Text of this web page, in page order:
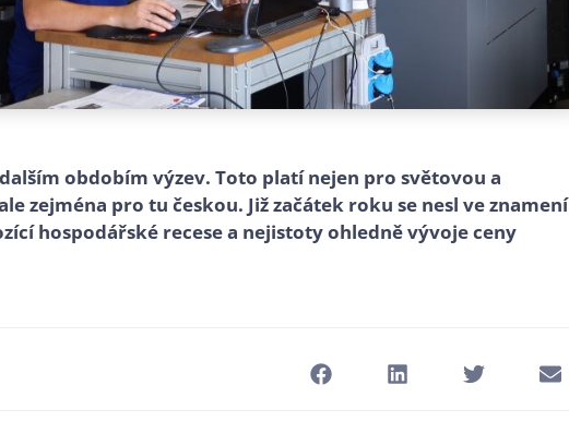
obdobím výzev. Toto platí nejen pro světovou a
zejména pro tu českou. Již začátek roku se nesl ve znamení
hospodářské recese a nejistoty ohledně vývoje ceny